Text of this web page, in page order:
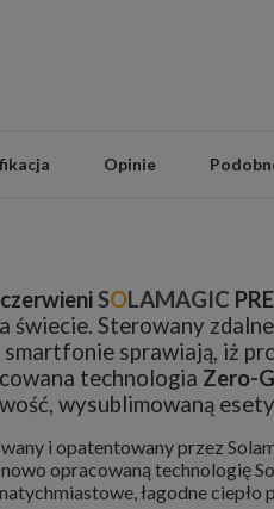
Opinie
SOLAMAGIC
świecie. Sterowany
sprawiają, iż
technologia Zero-
wysublimowaną
i opatentowany przez
opracowaną technologię
łagodne